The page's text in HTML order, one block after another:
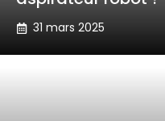
31 mars 2025